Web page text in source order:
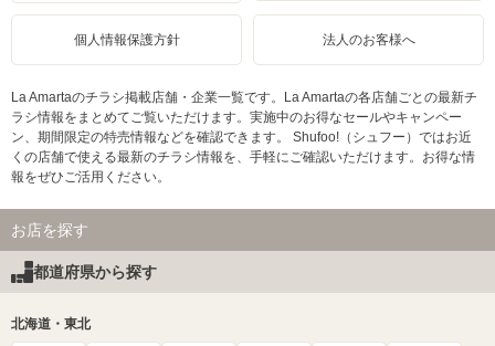
個人情報保護方針 法人のお客様へ
La Amartaのチラシ掲載店舗・企業一覧です。La Amartaの各店舗ごとの最新チ
ラシ情報をまとめてご覧いただけます。実施中のお得なセールやキャンペー
ン、期間限定の特売情報などを確認できます。 Shufoo!（シュフー）ではお近
くの店舗で使える最新のチラシ情報を、手軽にご確認いただけます。お得な情
報をぜひご活用ください。
お店を探す
都道府県から探す
北海道・東北